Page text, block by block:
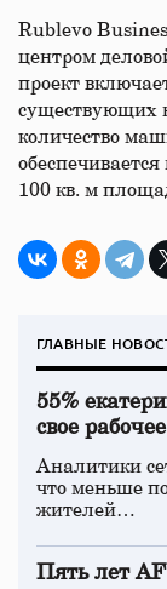
Rublevo
центром
проект
существующих
количество
100 кв. м
ГЛАВНЫЕ
55%
свое
Аналитики
что меньше
жителей…
Пять лет